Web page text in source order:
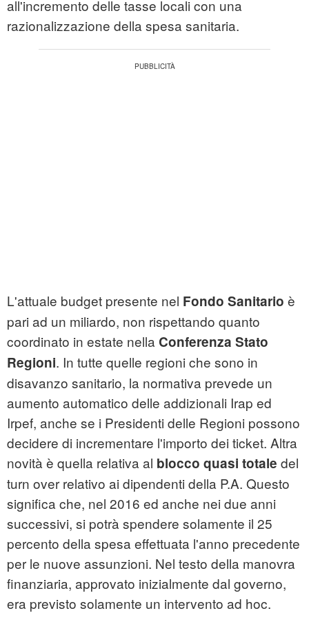
all'incremento delle tasse locali con una
razionalizzazione della spesa sanitaria.
L'attuale budget presente nel Fondo Sanitario è
pari ad un miliardo, non rispettando quanto
coordinato in estate nella Conferenza Stato
Regioni. In tutte quelle regioni che sono in
disavanzo sanitario, la normativa prevede un
aumento automatico delle addizionali Irap ed
Irpef, anche se i Presidenti delle Regioni possono
decidere di incrementare l'importo dei ticket. Altra
novità è quella relativa al blocco quasi totale del
turn over relativo ai dipendenti della P.A. Questo
significa che, nel 2016 ed anche nei due anni
successivi, si potrà spendere solamente il 25
percento della spesa effettuata l'anno precedente
per le nuove assunzioni. Nel testo della manovra
finanziaria, approvato inizialmente dal governo,
era previsto solamente un intervento ad hoc.